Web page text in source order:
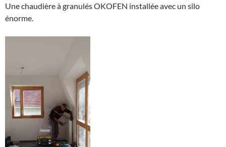
Une chaudière à granulés OKOFEN installée avec un silo
énorme.